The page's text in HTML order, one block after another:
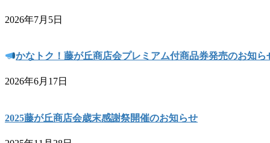
2026年7月5日
かなトク！藤が丘商店会プレミアム付商品券発売のお知ら
2026年6月17日
2025藤が丘商店会歳末感謝祭開催のお知らせ